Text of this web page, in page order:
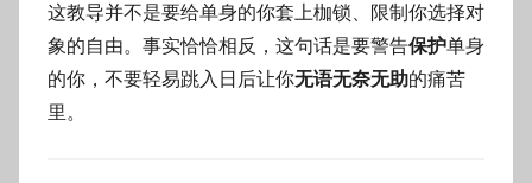
这教导并不是要给单身的你套上枷锁、限制你选择对
象的自由。事实恰恰相反，这句话是要警告保护单身
的你，不要轻易跳入日后让你无语无奈无助的痛苦
里。